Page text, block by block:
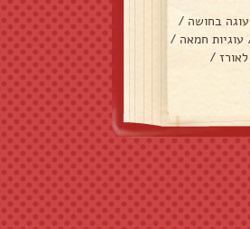
עוגה בחושה /
עוגיות חמאה /
/